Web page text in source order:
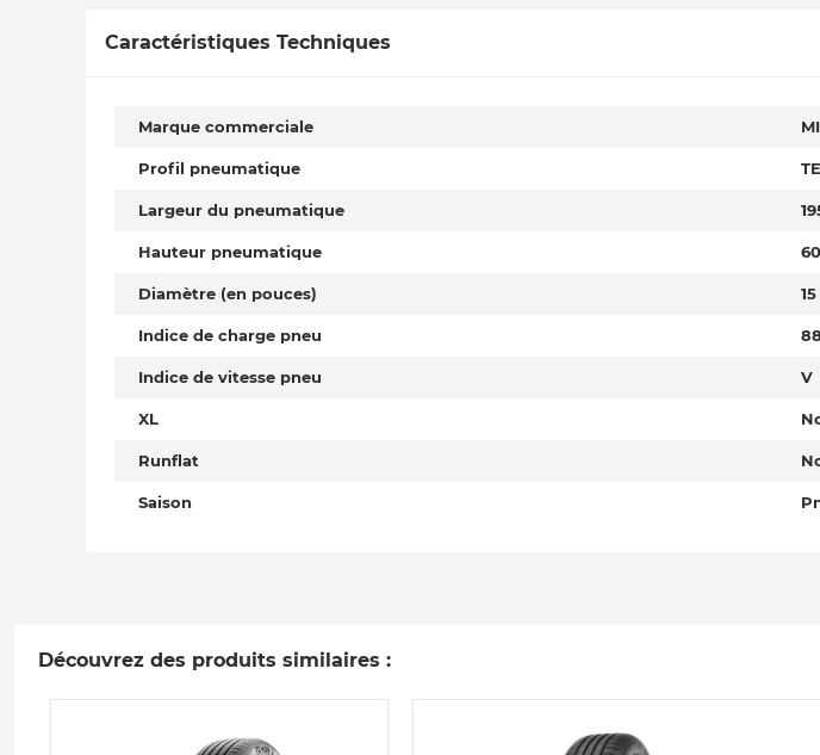
Caractéristiques Techniques
Marque commerciale
Profil pneumatique
Largeur du pneumatique
Hauteur pneumatique 60
Diamètre (en pouces) 15
Indice de charge pneu 88
Indice de vitesse pneu V
XL
Runflat
Saison
Découvrez des produits similaires :